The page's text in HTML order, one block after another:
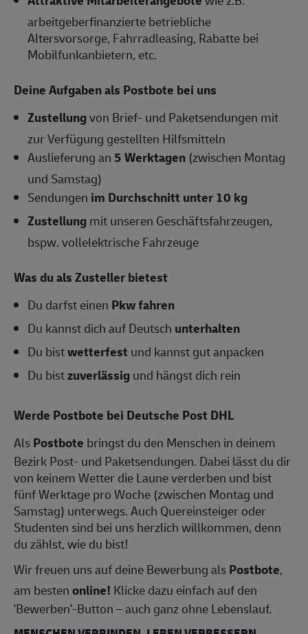
arbeitgeberfinanzierte betriebliche
Altersvorsorge, Fahrradleasing, Rabatte bei
Mobilfunkanbietern, etc.
Deine Aufgaben als Postbote bei uns
Zustellungvon Brief- und Paketsendungen mit
zur Verfügung gestellten Hilfsmitteln
Auslieferung an5 Werktagen (zwischen Montag
und Samstag)
Sendungen im Durchschnitt unter 10 kg
Zustellungmit unseren Geschäftsfahrzeugen,
bspw. vollelektrische Fahrzeuge
Was du als Zusteller bietest
Du darfst einen Pkw fahren
Du kannst dich auf Deutsch unterhalten
Du bistwetterfest und kannst gut anpacken
Du bistzuverlässigund hängst dich rein
Werde Postbote bei Deutsche Post DHL
AlsPostbote bringst du den Menschen in deinem
Bezirk Post- und Paketsendungen. Dabei lässt du dir
von keinem Wetter die Laune verderben und bist
fünf Werktage pro Woche (zwischen Montag und
Samstag) unterwegs. Auch Quereinsteiger oder
Studenten sind bei uns herzlich willkommen, denn
du zählst, wie du bist!
Wir freuen uns auf deine Bewerbung alsPostbote,
am bestenonline! Klicke dazu einfach auf den
'Bewerben'-Button – auch ganz ohne Lebenslauf.